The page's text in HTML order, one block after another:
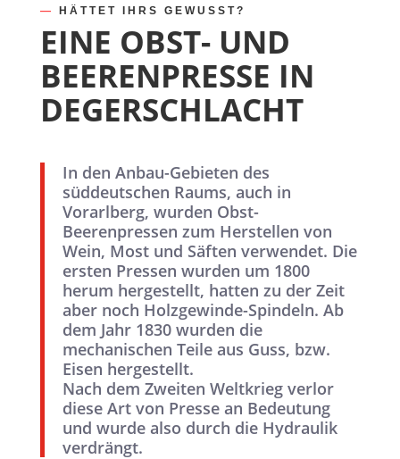
— HÄTTET IHRS GEWUSST?
EINE OBST- UND
BEERENPRESSE IN
DEGERSCHLACHT
In den Anbau-Gebieten des
süddeutschen Raums, auch in
Vorarlberg, wurden Obst-
Beerenpressen zum Herstellen von
Wein, Most und Säften verwendet. Die
ersten Pressen wurden um 1800
herum hergestellt, hatten zu der Zeit
aber noch Holzgewinde-Spindeln. Ab
dem Jahr 1830 wurden die
mechanischen Teile aus Guss, bzw.
Eisen hergestellt.
Nach dem Zweiten Weltkrieg verlor
diese Art von Presse an Bedeutung
und wurde also durch die Hydraulik
verdrängt.